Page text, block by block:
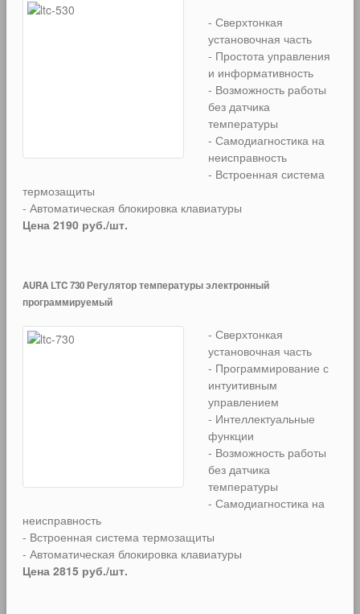
- Сверхтонкая
установочная часть
- Простота управления
и информативность
- Возможность работы
без датчика
температуры
- Самодиагностика на
неисправность
- Встроенная система
термозащиты
- Автоматическая блокировка клавиатуры
Цена 2190 руб./шт.
AURA LTC 730 Регулятор температуры электронный
программируемый
- Сверхтонкая
установочная часть
- Программирование с
интуитивным
управлением
- Интеллектуальные
функции
- Возможность работы
без датчика
температуры
- Самодиагностика на
неисправность
- Встроенная система термозащиты
- Автоматическая блокировка клавиатуры
Цена 2815 руб./шт.